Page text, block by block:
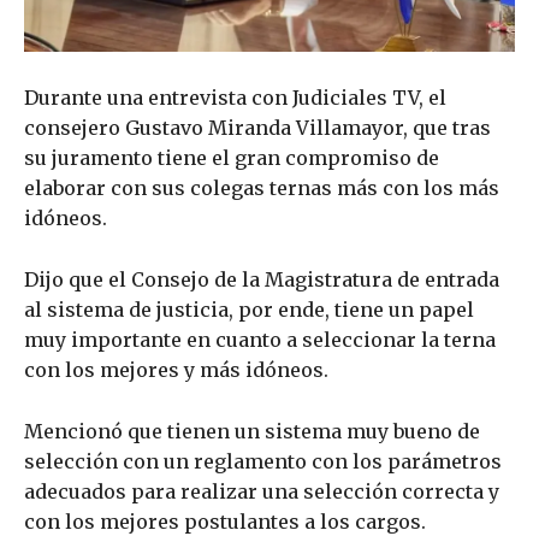
Durante una entrevista con Judiciales TV, el
consejero Gustavo Miranda Villamayor, que tras
su juramento tiene el gran compromiso de
elaborar con sus colegas ternas más con los más
idóneos.
Dijo que el Consejo de la Magistratura de entrada
al sistema de justicia, por ende, tiene un papel
muy importante en cuanto a seleccionar la terna
con los mejores y más idóneos.
Mencionó que tienen un sistema muy bueno de
selección con un reglamento con los parámetros
adecuados para realizar una selección correcta y
con los mejores postulantes a los cargos.